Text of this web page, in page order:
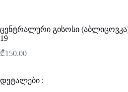
ცენტრალური გისოსი
19
₾150.00
დეტალები :